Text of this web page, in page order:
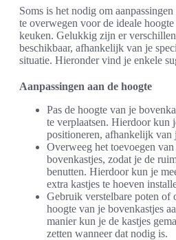
Soms is het nodig om
te overwegen voor de ideale
keuken. Gelukkig zijn er
beschikbaar, afhankelijk van je
situatie. Hieronder vind je enkele
Aanpassingen aan de hoogte
Pas de hoogte van je
te verplaatsen. Hierdoor kun
positioneren, afhankelijk van
Overweeg het toevoegen
bovenkastjes, zodat je de
benutten. Hierdoor kun je
extra kastjes te hoeven
Gebruik verstelbare poten of
hoogte van je bovenkastjes
manier kun je de kastjes
zetten wanneer dat nodig is.